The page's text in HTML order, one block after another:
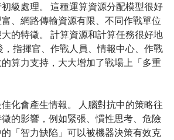
級處理。 這種運算資源分配模型很好
、網路傳輸資源有限、不同作戰單位
的特徵。 計算資源和計算任務很好地
，指揮官、作戰人員、情報中心、作戰
算力支持，大大增加了戰場上「多重
化會產生情報。 人腦對抗中的策略往
的影響，例如緊張、慣性思考、危險
「智力缺陷」可以被機器決策有效克